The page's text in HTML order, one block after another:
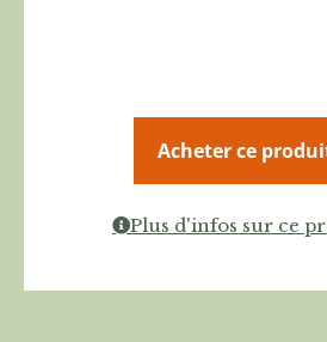
Acheter ce
Plus d'infos sur ce